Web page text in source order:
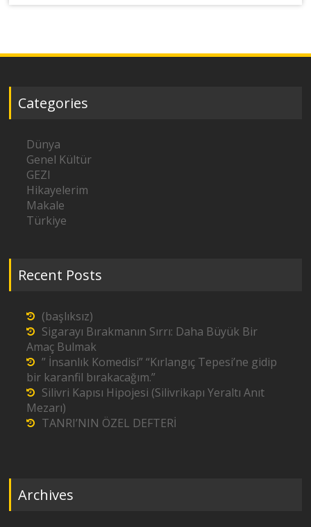
Categories
Dünya
Genel Kültür
GEZI
Hikayelerim
Makale
Türkiye
Recent Posts
(başlıksız)
Sigarayı Bırakmanın Sırrı: Daha Büyük Bir
Amaç Bulmak
” İnsanlık Komedisi” “Kırlangıç Tepesi’ne gidip
bir karanfil bırakacağım.”
Silivri Kapısı Hipojesi (Silivrikapı Yeraltı Anıt
Mezarı)
TANRI’NIN ÖZEL DEFTERİ
Archives